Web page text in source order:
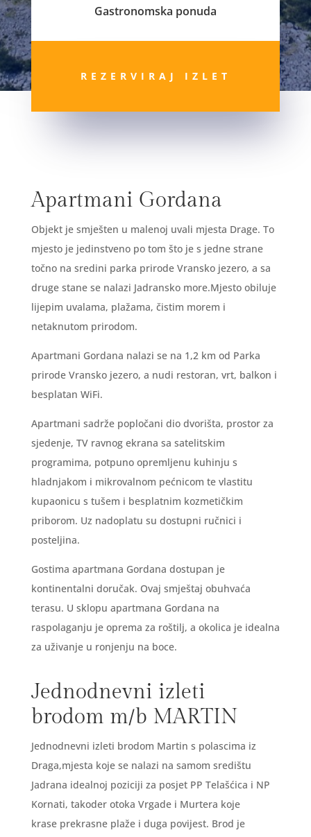
Gastronomska ponuda
REZERVIRAJ IZLET
Apartmani Gordana
Objekt je smješten u malenoj uvali mjesta Drage. To
mjesto je jedinstveno po tom što je s jedne strane
točno na sredini parka prirode Vransko jezero, a sa
druge stane se nalazi Jadransko more.Mjesto obiluje
lijepim uvalama, plažama, čistim morem i
netaknutom prirodom.
Apartmani Gordana nalazi se na 1,2 km od Parka
prirode Vransko jezero, a nudi restoran, vrt, balkon i
besplatan WiFi.
Apartmani sadrže popločani dio dvorišta, prostor za
sjedenje, TV ravnog ekrana sa satelitskim
programima, potpuno opremljenu kuhinju s
hladnjakom i mikrovalnom pećnicom te vlastitu
kupaonicu s tušem i besplatnim kozmetičkim
priborom. Uz nadoplatu su dostupni ručnici i
posteljina.
Gostima apartmana Gordana dostupan je
kontinentalni doručak. Ovaj smještaj obuhvaća
terasu. U sklopu apartmana Gordana na
raspolaganju je oprema za roštilj, a okolica je idealna
za uživanje u ronjenju na boce.
Jednodnevni izleti
brodom m/b MARTIN
Jednodnevni izleti brodom Martin s polascima iz
Draga,mjesta koje se nalazi na samom središtu
Jadrana idealnoj poziciji za posjet PP Telašćica i NP
Kornati, takoder otoka Vrgade i Murtera koje
krase prekrasne plaže i duga povijest. Brod je